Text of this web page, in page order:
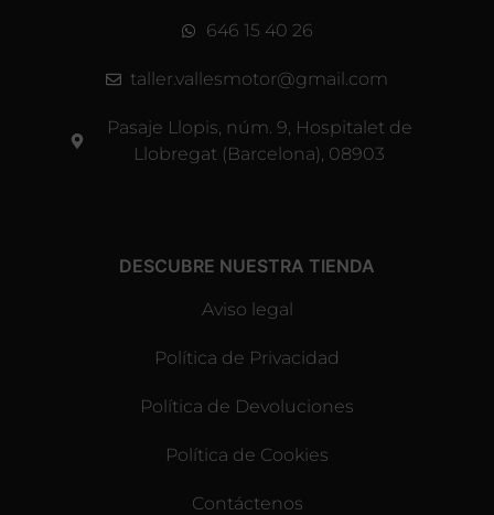
646 15 40 26
taller.vallesmotor@gmail.com
Pasaje Llopis, núm. 9, Hospitalet de
Llobregat (Barcelona), 08903
DESCUBRE NUESTRA TIENDA
Aviso legal
Política de Privacidad
Política de Devoluciones
Política de Cookies
Contáctenos